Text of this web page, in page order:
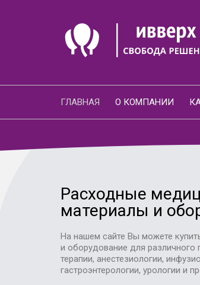
ГЛАВНАЯ О КОМПАНИИ
Расходные
материалы и
На нашем сайте Вы можете
и оборудование для различного
терапии, анестезиологии,
гастроэнтерологии, урологии и